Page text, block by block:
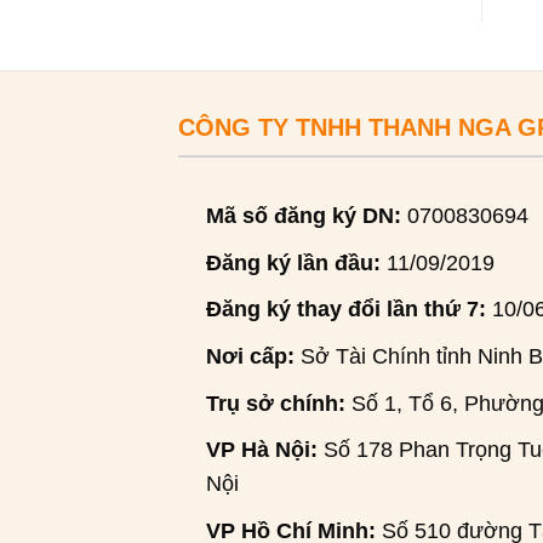
CÔNG TY TNHH THANH NGA
Mã số đăng ký DN: 0700830694
Đăng ký lần đầu: 11/09/2019
Đăng ký thay đổi lần thứ 7: 10/
Nơi cấp: Sở Tài Chính tỉnh Ninh
Trụ sở chính: Số 1, Tổ 6,
VP Hà Nội: Số 178 Phan Trọng
Nội
VP Hồ Chí Minh: Số 510 đường